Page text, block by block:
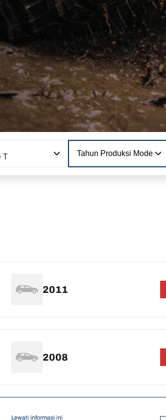
T Tahun Produksi Model
2011
2008
Lewati informasi ini